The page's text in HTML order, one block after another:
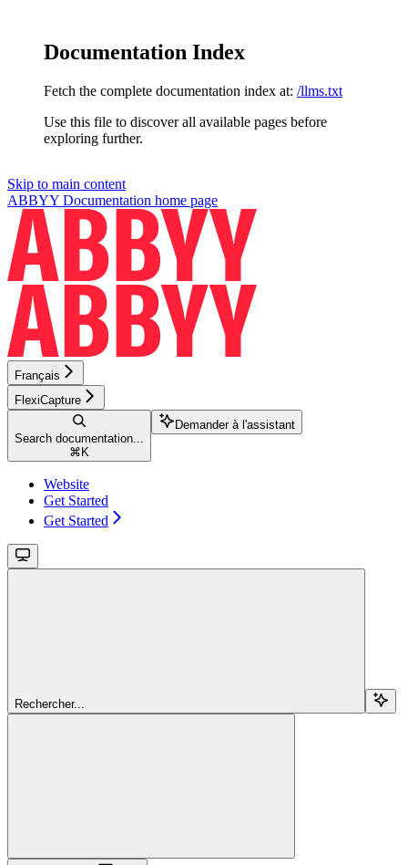
Documentation Index
Fetch the complete documentation index at: /llms.txt
Use this file to discover all available pages before
exploring further.
Skip to main content
ABBYY Documentation home page
Français
FlexiCapture
Search documentation...
⌘ K
Demander à l'assistant
Website
Get Started
Get Started
Rechercher...